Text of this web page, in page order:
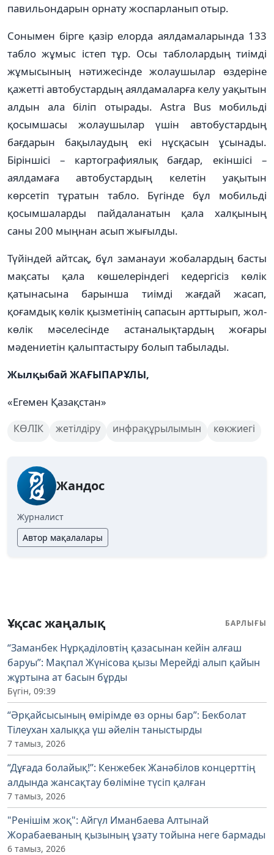
павильондарын орнату жос­парланып отыр.
Сонымен бірге қазір елорда аялдамаларында 133
табло жұмыс істеп тұр. Осы таблолардың тиімді
жұмысының нәтижесінде жолаушылар өздеріне
қажетті автобустардың аялдамаларға келу уақытын
алдын ала біліп отырады. Astra Bus мобильді
қосымшасы жолаушылар үшін автобустардың
бағдарын бақылаудың екі нұсқасын ұсынады.
Біріншісі – картографиялық бағдар, екіншісі –
аялдамаға автобустардың келетін уақытын
көрсетіп тұратын табло. Бүгінде бұл мобильді
қосымшаларды пайдаланатын қала халқының
саны 200 мыңнан асып жығылды.
Түйіндей айтсақ, бұл заманауи жо­ба­­­лардың басты
мақсаты қала көше­леріндегі кедергісіз көлік
қатынасына барынша тиімді жағдай жасап,
қоғамдық көлік қызметінің сапасын арттырып, жол-
көлік мәселесінде астаналықтардың жоғары
мәдениетін қалыптастыру болып табылады.
Жылқыбай ЖАҒЫПАРҰЛЫ,
«Егемен Қазақстан»
КӨЛІК жетілдіру инфрақұрылымын көкжиегі
Жандос
Журналист
Автор мақалалары
Ұқсас жаңалық БАРЛЫҒЫ
“Заманбек Нұрқаділовтің қазасынан кейін алғаш
баруы”: Мақпал Жүнісова қызы Мерейді алып қайын
жұртына ат басын бұрды
Бүгін, 09:39
“Әрқайсысының өмірімде өз орны бар”: Бекболат
Тілеухан халыққа үш әйелін таныстырды
7 тамыз, 2026
“Дұғада болайық!”: Кенжебек Жанәбілов концерттің
алдында жансақтау бөліміне түсіп қалған
7 тамыз, 2026
"Ренішім жоқ": Айгүл Иманбаева Алтынай
Жорабаеваның қызының ұзату тойына неге бармады
6 тамыз, 2026